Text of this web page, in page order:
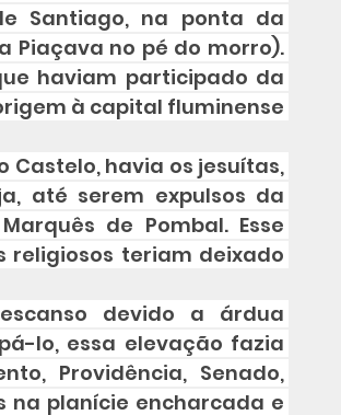
Santiago, na ponta da
Piaçava no pé do morro).
haviam participado da
à capital fluminense
Castelo, havia os jesuítas,
até serem expulsos da
de Pombal. Esse
religiosos teriam deixado
devido a árdua
lo, essa elevação fazia
Providência, Senado,
na planície encharcada e